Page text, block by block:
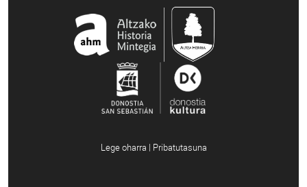
Lege oharra | Pribatutasuna